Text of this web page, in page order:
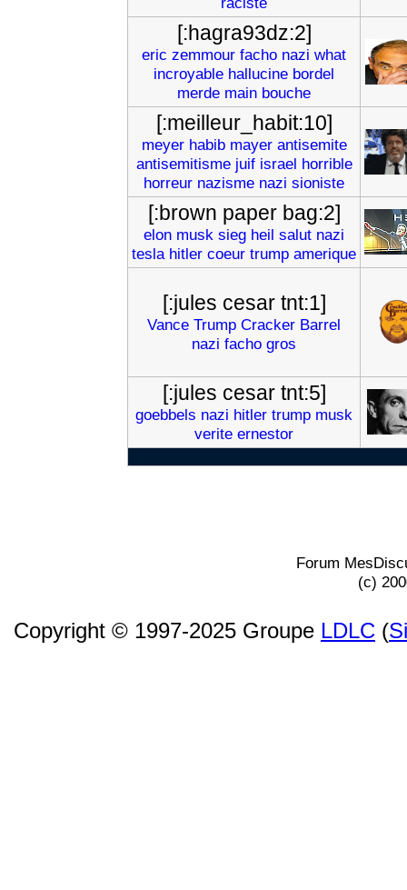
[:hagra93dz:2]
eric zemmour facho nazi what
incroyable hallucine bordel
merde main bouche
[:meilleur_habit:10]
meyer habib mayer antisemite
antisemitisme juif israel horrible
horreur nazisme nazi sioniste
[:brown paper bag:2]
elon musk sieg heil salut nazi
tesla hitler coeur trump amerique
[:jules cesar tnt:1]
Vance Trump Cracker Barrel
nazi facho gros
[:jules cesar tnt:5]
goebbels nazi hitler trump musk
verite ernestor
Forum
(c)
Copyright © 1997-2025 Groupe LDLC (